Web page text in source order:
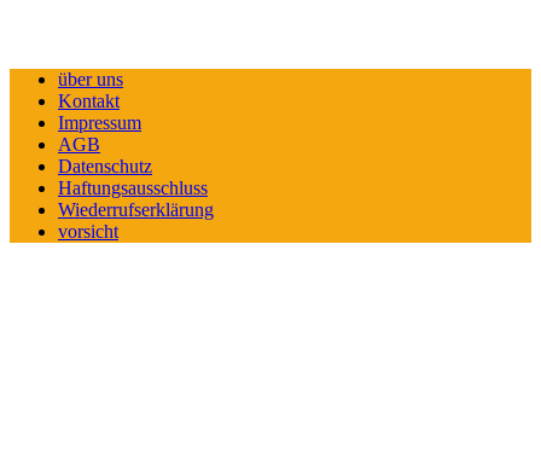
über uns
Kontakt
Impressum
AGB
Datenschutz
Haftungsausschluss
Wiederrufserklärung
vorsicht